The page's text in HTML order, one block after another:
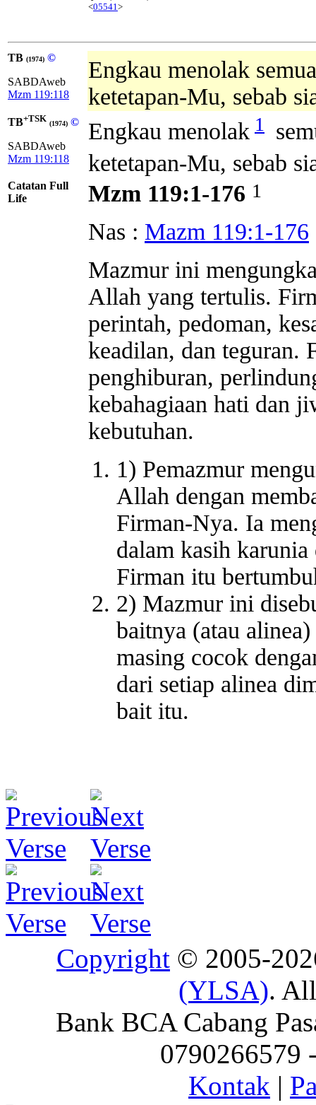
<05541 >
TB (1974) ©
SABDAweb
Mzm 119:118
Engkau menolak
ketetapan-Mu, sebab
TB+TSK (1974) ©
SABDAweb
Mzm 119:118
Engkau menolak 1
ketetapan-Mu, sebab
Catatan Full
Life
Mzm 119:1-176 1
Nas : Mazm 119:1-176
Mazmur ini
Allah yang tertulis.
perintah, pedoman,
keadilan, dan teguran.
penghiburan,
kebahagiaan hati dan
kebutuhan.
1) Pemazmur
Allah dengan
Firman-Nya. Ia
dalam kasih
Firman itu
2) Mazmur ini
baitnya (atau
masing cocok
dari setiap alinea
bait itu.
Copyright © 2005-
(YLSA).
Bank BCA Cabang
0790266579
Kontak |